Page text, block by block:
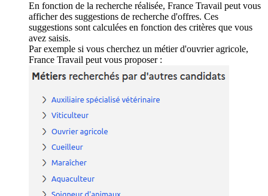
En fonction de la recherche réalisée, France Travail peut vous
afficher des suggestions de recherche d'offres. Ces
suggestions sont calculées en fonction des critères que vous
avez saisis.
Par exemple si vous cherchez un métier d'ouvrier agricole,
France Travail peut vous proposer :